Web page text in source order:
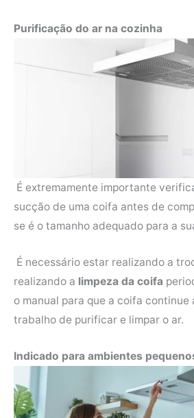
Purificação do ar na cozinha
É extremamente importante
sucção de uma coifa antes de
se é o tamanho adequado para a
É necessário estar realizando a
realizando a limpeza da coifa
o manual para que a coifa continue
trabalho de purificar e limpar o ar.
Indicado para ambientes